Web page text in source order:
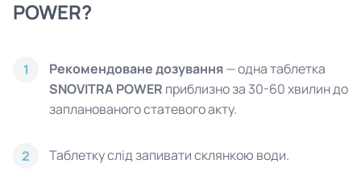
POWER?
1 Рекомендоване дозування— одна таблетка
SNOVITRA POWER приблизно за 30-60 хвилин до
запланованого статевого акту.
2 Таблетку слід запивати склянкою води.